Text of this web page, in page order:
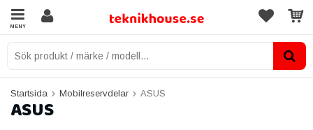
MENY
Startsida Mobilreservdelar ASUS
ASUS